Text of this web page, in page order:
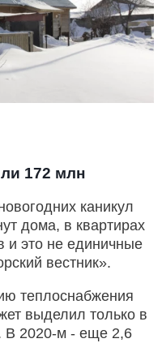
172 млн
каникул
дома, в квартирах
и это не единичные
вестник».
теплоснабжения
выделил только в
В 2020-м - еще 2,6